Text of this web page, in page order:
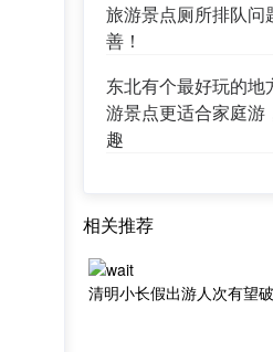
旅游景点厕所排队问
善！
东北有个最好玩的地
游景点更适合家庭游
趣
相关推荐